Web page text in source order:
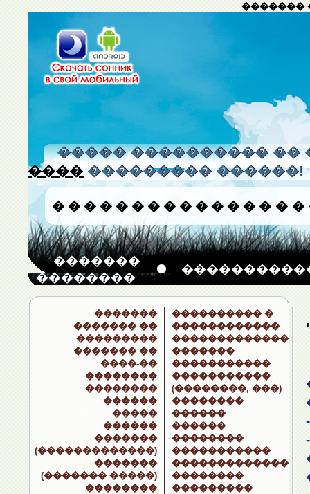
�������
����� ���������� ��
���� ��������� ������!
� � � � � � � � � � � � � � � �
�������
��������
�������
������� ��
���������
������� ��
����-��
��������
��������
������
�����
������
�������
(�������������)
�������
(������� �����)
��������
���������� �
������������
�������������
�������
�����������
�����������
(��������, ���)
��������
������
������
��������
�����������
�������������
��������
���������